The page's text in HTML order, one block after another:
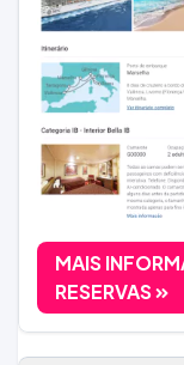
MAIS
RESERVAS